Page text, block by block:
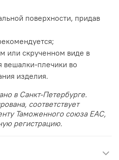
поверхности, придав
или скрученном виде в
вешалки-плечики во
изделия.
в Санкт-Петербурге.
соответствует
Таможенного союза EAC,
регистрацию.